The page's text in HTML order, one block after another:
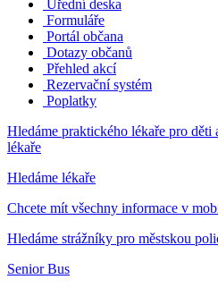
Úřední deska
Formuláře
Portál občana
Dotazy občanů
Přehled akcí
Rezervační systém
Poplatky
Hledáme praktického lékaře pro děti
lékaře
Hledáme lékaře
Chcete mít všechny informace v
Hledáme strážníky pro městskou
Senior Bus